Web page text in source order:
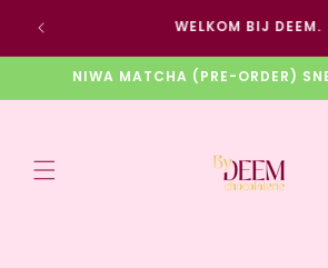
naar deDÉ WINKEL VOOR DE
CHOCOLADE, MACARONS EN
NIWA MATCHA (PRE-ORDER)